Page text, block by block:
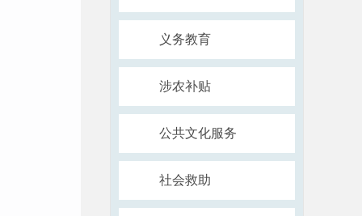
义务教育
涉农补贴
公共文化服务
社会救助